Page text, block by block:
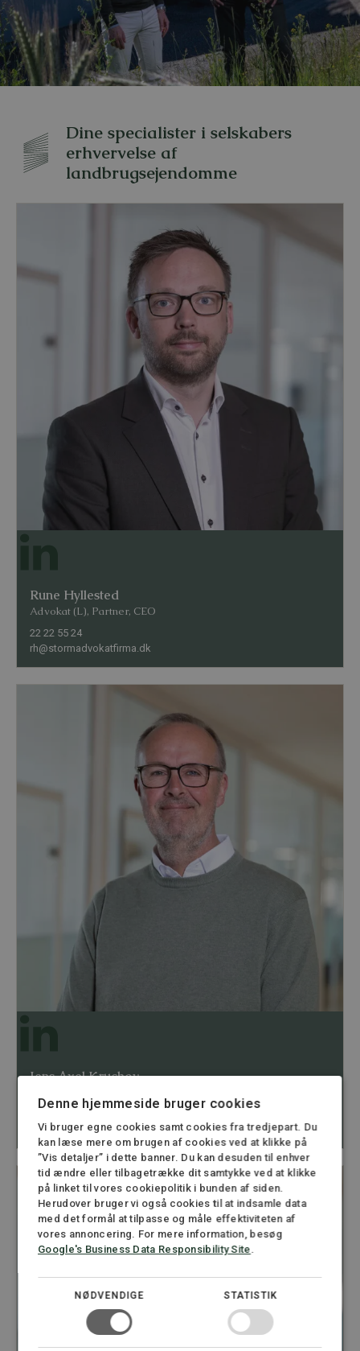
Dine specialister i selskabers
erhvervelse af
landbrugsejendomme
Rune Hyllested
Advokat (L), Partner, CEO
22 22 55 24
rh@stormadvokatfirma.dk
Jens Axel Kruchov
jk@stormadvokatfirma.dk
Denne hjemmeside bruger cookies
Vi bruger egne cookies samt cookies fra tredjepart. Du
kan læse mere om brugen af cookies ved at klikke på
”Vis detaljer” i dette banner. Du kan desuden til enhver
tid ændre eller tilbagetrække dit samtykke ved at klikke
på linket til vores cookiepolitik i bunden af siden.
Herudover bruger vi også cookies til at indsamle data
med det formål at tilpasse og måle effektiviteten af
vores annoncering. For mere information, besøg
Google's Business Data Responsibility Site
NØDVENDIGE STATISTIK